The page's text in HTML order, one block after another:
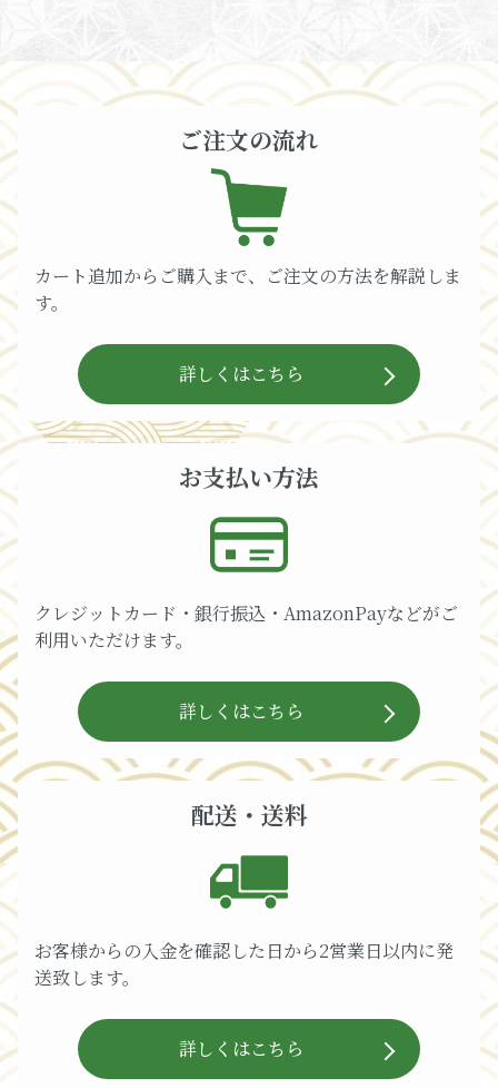
ご注文の流れ
カート追加からご購入まで、ご注文の方法を解説しま
す。
詳しくはこちら
お支払い方法
クレジットカード・銀行振込・AmazonPayなどがご
利用いただけます。
詳しくはこちら
配送・送料
お客様からの入金を確認した日から2営業日以内に発
送致します。
詳しくはこちら